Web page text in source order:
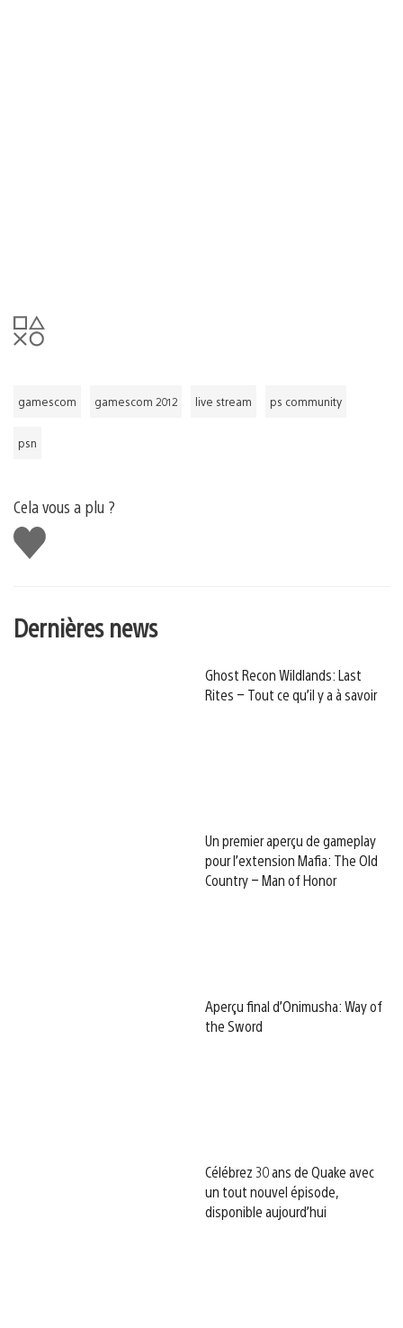
gamescom gamescom 2012 live stream ps community
psn
Cela vous a plu ?
J'aime
Dernières news
Ghost Recon Wildlands: Last
Rites – Tout ce qu’il y a à savoir
Un premier aperçu de gameplay
pour l’extension Mafia: The Old
Country – Man of Honor
Aperçu final d’Onimusha: Way of
the Sword
Célébrez 30 ans de Quake avec
un tout nouvel épisode,
disponible aujourd’hui